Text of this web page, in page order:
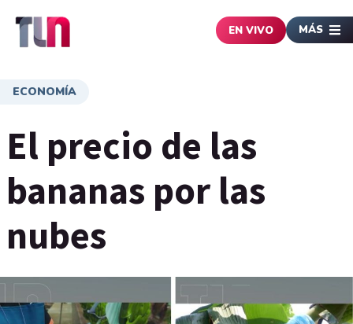
EN VIVO MÁS
ECONOMÍA
El precio de las
bananas por las
nubes